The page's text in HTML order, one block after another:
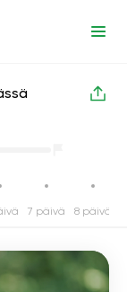
7 päivä 8 päivä